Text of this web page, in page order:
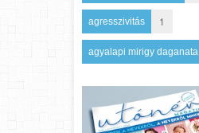
agresszivitás 1
agyalapi mirigy daganata